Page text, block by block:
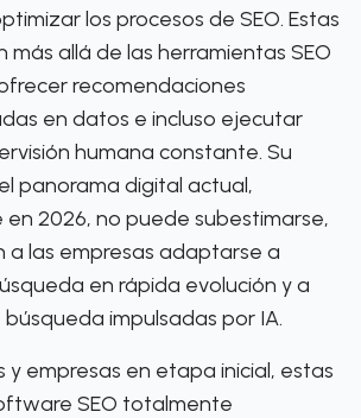
los procesos de SEO. Estas
allá de las herramientas SEO
recomendaciones
en datos e incluso ejecutar
humana constante. Su
panorama digital actual,
2026, no puede subestimarse,
a las empresas adaptarse a
en rápida evolución y a
impulsadas por IA.
y empresas en etapa inicial, estas
SEO totalmente